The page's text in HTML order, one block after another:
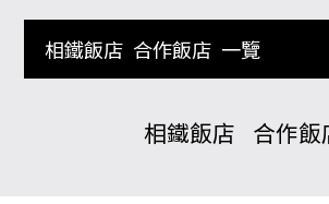
相鐵飯店 合作飯店 一覽
相鐵飯店 合作飯